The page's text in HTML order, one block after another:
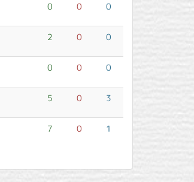
0 0 0
2 0 0
0 0 0
5 0 3
7 0 1